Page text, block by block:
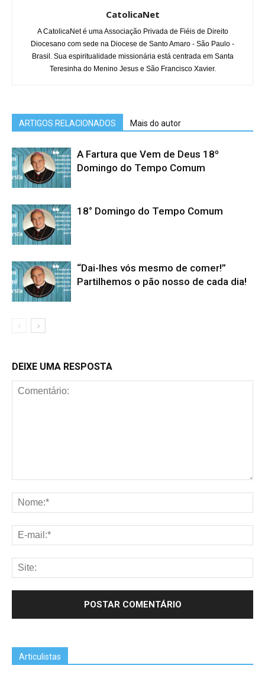
CatolicaNet
A CatolicaNet é uma Associação Privada de Fiéis de Direito
Diocesano com sede na Diocese de Santo Amaro - São Paulo -
Brasil. Sua espiritualidade missionária está centrada em Santa
Teresinha do Menino Jesus e São Francisco Xavier.
ARTIGOS RELACIONADOS Mais do autor
A Fartura que Vem de Deus 18º
Domingo do Tempo Comum
18° Domingo do Tempo Comum
“Dai-lhes vós mesmo de comer!”
Partilhemos o pão nosso de cada dia!
DEIXE UMA RESPOSTA
Articulistas